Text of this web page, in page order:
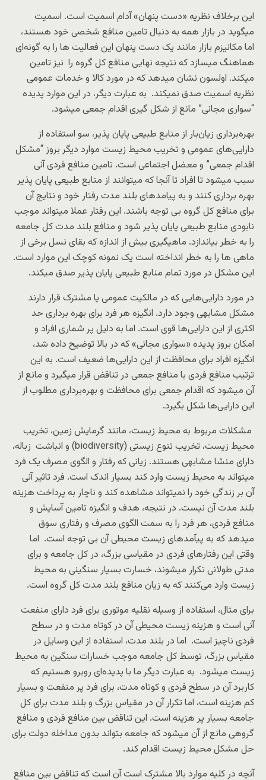
این برخلاف نظریه «دست پنهان» آدام اسمیت است. اسمیت
میگوید در بازار همه به دنبال تامین منافع شخصی خود هستند،
اما مکانیزم بازار مانند یک دست پنهان این فعالیت ها را به گونه‌ای
هماهنگ میسازد که نتیجه نهایی منافع کل گروه را نیز تامین
میکند. اولسون نشان میدهد که در مورد کالا و خدمات عمومی
نظریه اسمیت صدق نمیکند. به عبارت دیگر، در این موارد پدیده
“سواری مجانی” مانع از شکل گیری اقدام جمعی میشود.
بهره‌برداری زیان‌بار از منابع طبیعی پایان پذیر، سو استفاده از
دارایی‌های عمومی و تخریب محیط زیست موارد دیگر بروز “مشکل
اقدام جمعی” و معضل اجتماعی است. تامین منافع فردی آنی
سبب میشود تا افراد تا آنجا که میتوانند از منابع طبیعی پایان پذیر
بهره برداری کنند و به پیامدهای بلند مدت رفتار خود و نتایج آن
برای منافع کل گروه بی توجه باشند. این رفتار عملا میتواند موجب
نابودی منابع طبیعی پایان پذیر شود و منافع بلند مدت کل جامعه
را به خطر بیاندازد. ماهیگیری بیش از اندازه که بقای نسل برخی از
ماهی ها را به خطر انداخته است یک نمونه کوچک این موارد است.
این مشکل در مورد تمام منابع طبیعی پایان پذیر صدق میکند.
در مورد دارایی‌هایی که در مالکیت عمومی یا مشترک قرار دارند
مشکل مشابهی وجود دارد. انگیزه هر فرد برای بهره برداری حد
اکثری از این دارایی‌ها قوی است. اما به دلیل پر شماری افراد و
امکان بروز پدیده «سواری مجانی» که در بالا توضیح داده شد،
انگیزه افراد برای محافظت از این دارایی‌ها ضعیف است. به این
ترتیب منافع فردی با منافع جمعی در تناقض قرار میگیرد و مانع از
آن میشود که اقدام جمعی برای محافظت و بهره‌برداری مطلوب از
این دارایی‌ها شکل بگیرد.‌
مشکلات مربوط به محیط زیست، مانند گرمایش زمین، تخریب
محیط زیست، تخریب تنوع زیستی (biodiversity) و انباشت زباله،
دارای منشا مشابهی هستند. زیانی که رفتار و الگوی مصرف یک فرد
میتواند به محیط زیست وارد کند بسیار اندک است. فرد تاثیر آنی
آن بر زندگی خود را نمیتواند مشاهده کند و ناچار به پرداخت هزینه
بلند مدت آن نیست. در نتیجه، هدف و انگیزه تامین آسایش و
منافع فردی، هر فرد را به سمت الگوی مصرف و رفتاری سوق
میدهد که به پیآمدهای زیست محیطی آن بی توجه است. اما
وقتی این رفتارهای فردی در مقیاسی بزرگ، در کل جامعه و برای
مدتی طولانی تکرار میشوند، خسارت بسیار سنگینی به محیط
زیست وارد می‌کنند که به زیان منافع بلند مدت کل گروه است.
برای مثال، استفاده از وسیله نقلیه موتوری برای فرد دارای منفعت
آنی است و هزینه زیست محیطی آن در کوتاه مدت و در سطح
فردی ناچیز است. اما در بلند مدت، استفاده از این وسایل در
مقیاس بزرگ، توسط کل جامعه موجب خسارات سنگین به محیط
زیست میشود. به عبارت دیگر ما با پدیده‌ای روبرو هستیم که
کاربرد آن در سطح فردی و کوتاه مدت، برای فرد پر منفعت و بسیار
کم هزینه است، اما تکرار آن در مقیاس بزرگ و بلند مدت برای کل
جامعه بسیار پر هزینه است. این تناقض بین منافع فردی و منافع
گروهی مانع از آن میشود که جامعه بتواند بدون مداخله دولت برای
حل مشکل محیط زیست اقدام کند.
آنچه در کلیه موارد بالا مشترک است آن است که تناقض بین منافع